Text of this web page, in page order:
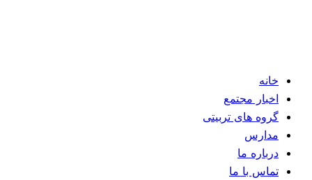
خانه
اخبار مجتمع
گروه های تربیتی
مدارس
درباره ما
تماس با ما